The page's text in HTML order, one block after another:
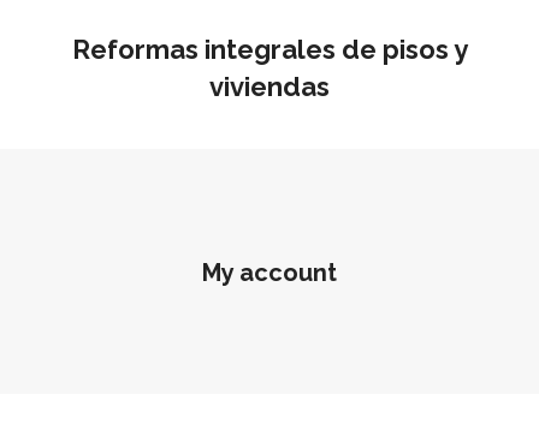
Reformas integrales de pisos y
viviendas
My account